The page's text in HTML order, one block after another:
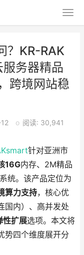
？KR-RAK
务器精品
跨境网站稳
o 阅读: 30,941
针对亚洲市
16G内存、2M精品
统。该产品定位为
算力支持，核心优
国内）、高并发处
性扩展选项。本文将
势四个维度展开分